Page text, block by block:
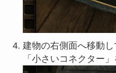
建物の右側面へ移動し
「小さいコネクター